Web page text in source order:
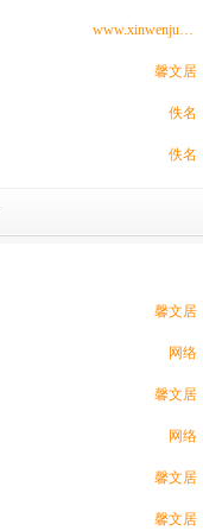
www.xinwenju.com
馨文居
佚名
佚名
馨文居
网络
馨文居
网络
馨文居
馨文居